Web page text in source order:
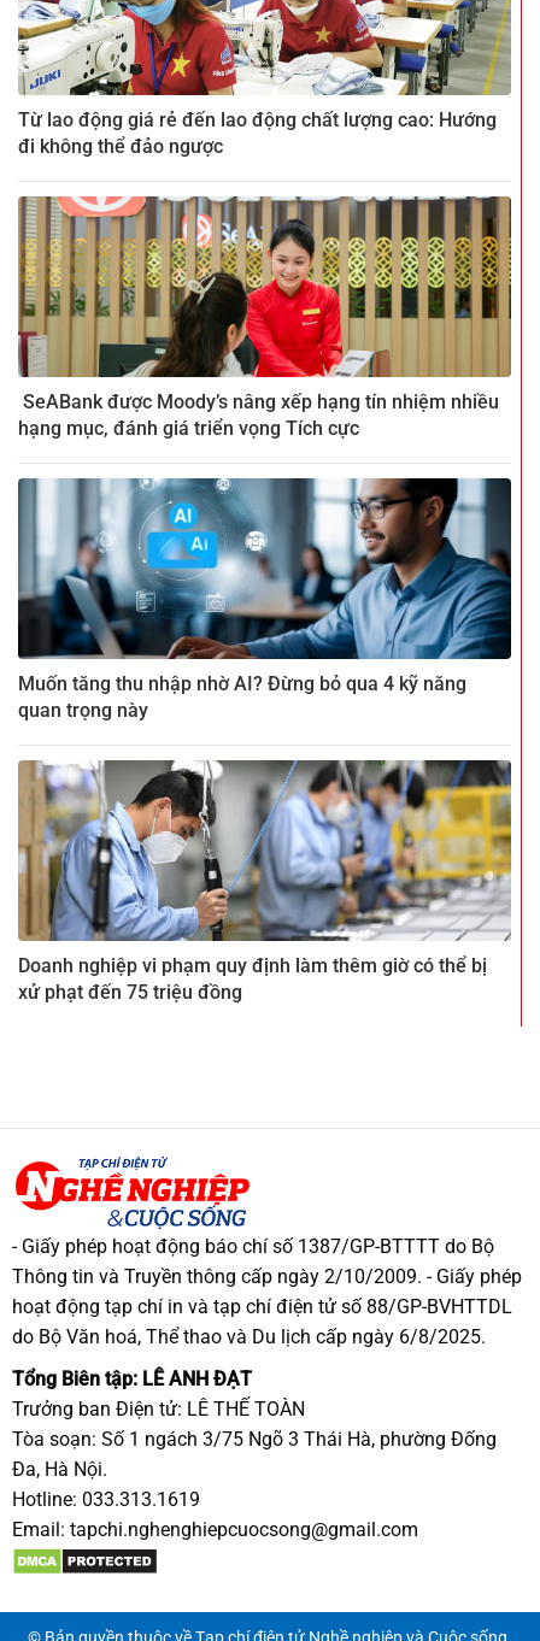
Từ lao động giá rẻ đến lao động chất lượng cao: Hướng
đi không thể đảo ngược
SeABank được Moody’s nâng xếp hạng tín nhiệm nhiều
hạng mục, đánh giá triển vọng Tích cực
Muốn tăng thu nhập nhờ AI? Đừng bỏ qua 4 kỹ năng
quan trọng này
Doanh nghiệp vi phạm quy định làm thêm giờ có thể bị
xử phạt đến 75 triệu đồng
- Giấy phép hoạt động báo chí số 1387/GP-BTTTT do Bộ
Thông tin và Truyền thông cấp ngày 2/10/2009. - Giấy phép
hoạt động tạp chí in và tạp chí điện tử số 88/GP-BVHTTDL
do Bộ Văn hoá, Thể thao và Du lịch cấp ngày 6/8/2025.
Tổng Biên tập: LÊ ANH ĐẠT
Trưởng ban Điện tử: LÊ THẾ TOÀN
Tòa soạn: Số 1 ngách 3/75 Ngõ 3 Thái Hà, phường Đống
Đa, Hà Nội.
Hotline: 033.313.1619
Email: tapchi.nghenghiepcuocsong@gmail.com